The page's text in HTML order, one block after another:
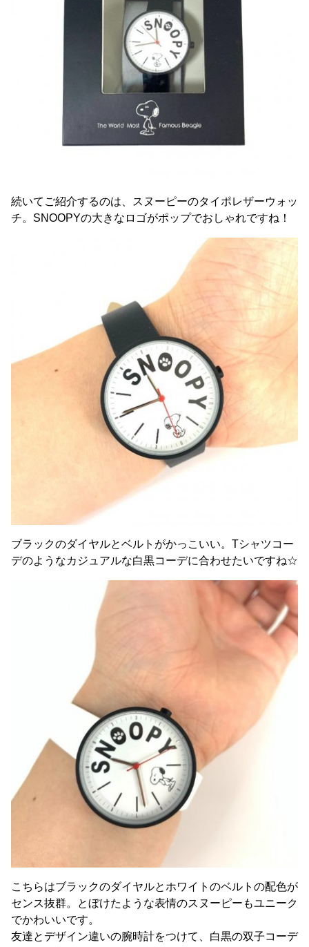
続いてご紹介するのは、スヌーピーのタイポレザーウォッ
チ。SNOOPYの大きなロゴがポップでおしゃれですね！
ブラックのダイヤルとベルトがかっこいい。Tシャツコー
デのようなカジュアルな白黒コーデに合わせたいですね☆
こちらはブラックのダイヤルとホワイトのベルトの配色が
センス抜群。とぼけたような表情のスヌーピーもユニーク
でかわいいです。
友達とデザイン違いの腕時計をつけて、白黒の双子コーデ